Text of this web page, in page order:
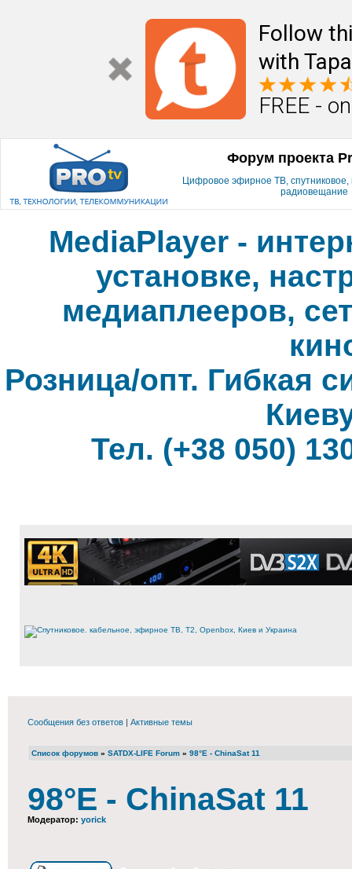
Follow
with
FREE -
Форум проекта
Цифровое эфирное ТВ, спутниковое,
радиовещание
MediaPlayer -
установке,
медиаплееров,
Розница/опт. Гибкая
Тел. (+38 050)
Сообщения без ответов | Активные темы
Список форумов » SATDX-LIFE Forum » 98°E - ChinaSat 11
98°E - ChinaSat 11
Модератор: yorick